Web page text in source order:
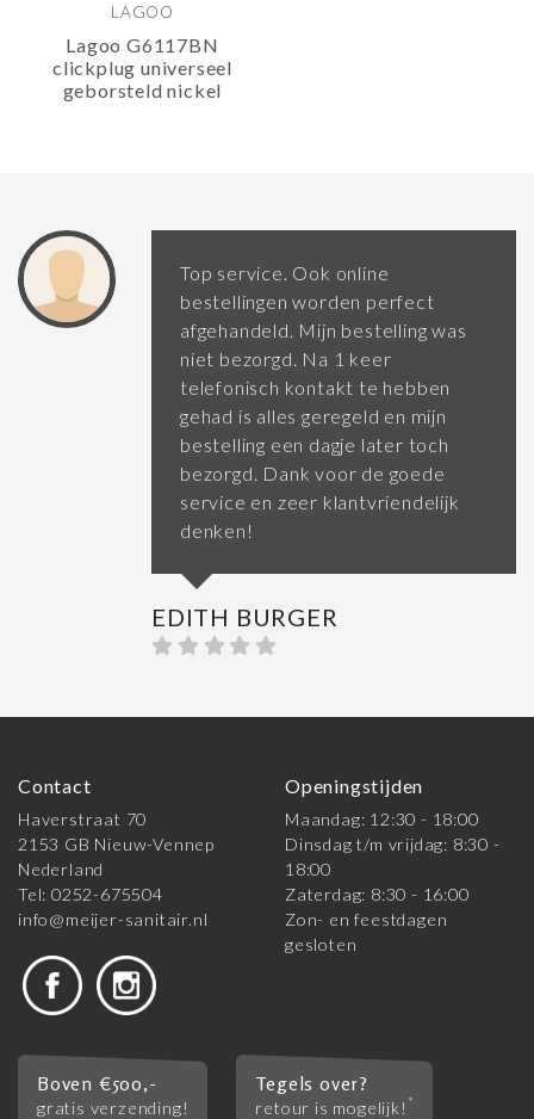
LAGOO
Lagoo G6117BN
clickplug universeel
geborsteld nickel
Top service. Ook online
bestellingen worden perfect
afgehandeld. Mijn bestelling was
niet bezorgd. Na 1 keer
telefonisch kontakt te hebben
gehad is alles geregeld en mijn
bestelling een dagje later toch
bezorgd. Dank voor de goede
service en zeer klantvriendelijk
denken!
EDITH BURGER
Contact
Haverstraat 70
2153 GB Nieuw-Vennep
Nederland
Tel: 0252-675504
info@meijer-sanitair.nl
Openingstijden
Maandag: 12:30 - 18:00
Dinsdag t/m vrijdag: 8:30 -
18:00
Zaterdag: 8:30 - 16:00
Zon- en feestdagen
gesloten
Boven €500,-
gratis verzending!
Tegels over?
retour is mogelijk! *